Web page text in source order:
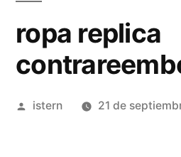
ropa replica
Publicado
istern 21 de